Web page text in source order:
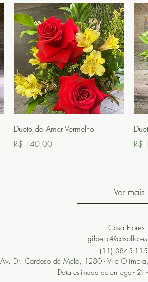
Visualização rápida
Dueto de Amor Vermelho
Preço
R$ 140,00 R$
Ver mais
(11) 3845-
Av. Dr. Cardoso de Melo, 1280 - Vila
Data estimada de entrega - 2h
Casa Flores